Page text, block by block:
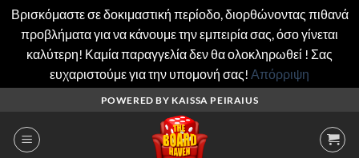
Βρισκόμαστε σε δοκιμαστική περίοδο, διορθώνοντας πιθανά
προβλήματα για να κάνουμε την εμπειρία σας, όσο γίνεται
καλύτερη! Καμία παραγγελία δεν θα ολοκληρωθεί ! Σας
ευχαριστούμε για την υπομονή σας! Απόρριψη
περιεχόμενο
POWERED BY KAISSA PEIRAIUS